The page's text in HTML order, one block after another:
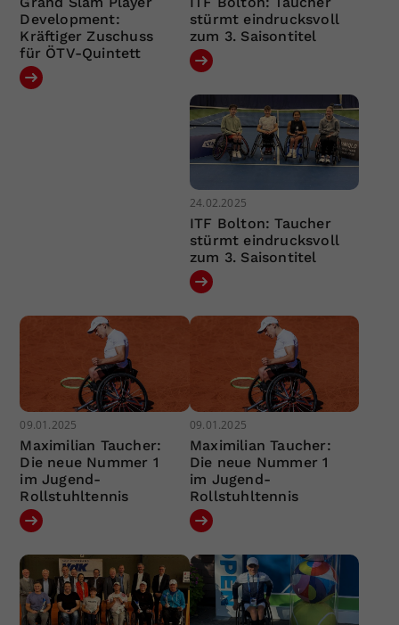
Development:
Kräftiger Zuschuss
für ÖTV-Quintett
stürmt eindrucksvoll
zum 3. Saisontitel
24.02.2025
ITF Bolton: Taucher
stürmt eindrucksvoll
zum 3. Saisontitel
09.01.2025
Maximilian Taucher:
Die neue Nummer 1
im Jugend-
Rollstuhltennis
09.01.2025
Maximilian Taucher:
Die neue Nummer 1
im Jugend-
Rollstuhltennis